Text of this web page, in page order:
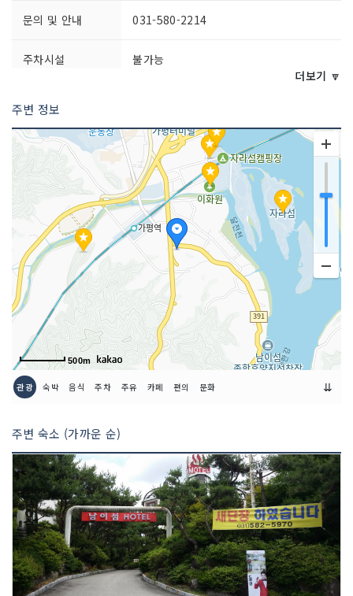
문의 및 안내 031-580-2214
주차시설 불가능
이용시간 상시 개방
더보기 🔽
주변 정보
500m
관광 숙박 음식 주차 주유 카페 편의 문화 ⇊
주변 숙소 (가까운 순)